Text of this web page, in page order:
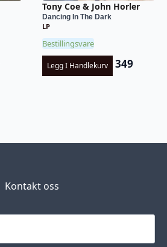
Tony Coe & John Horler
Dancing In The Dark
LP
Bestillingsvare
Legg I Handlekurv 349
Kontakt oss